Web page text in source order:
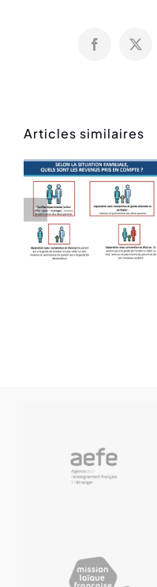
Facebook
X
Articles similaires
Rentrée
des
classes